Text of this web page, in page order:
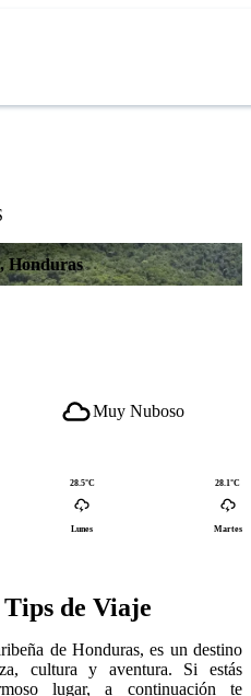
Honduras
Muy Nuboso
28.5°C
Lunes
28.1°C
Martes
de Viaje
de Honduras, es un destino
cultura y aventura. Si estás
lugar, a continuación te